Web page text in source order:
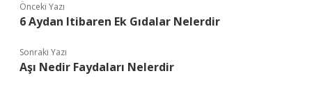
Önceki Yazı
6 Aydan Itibaren Ek Gıdalar Nelerdir
Sonraki Yazı
Aşı Nedir Faydaları Nelerdir